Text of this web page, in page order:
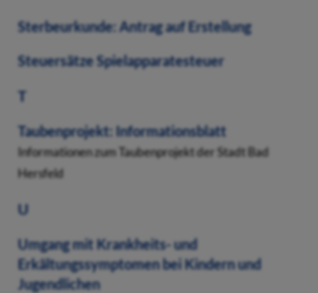
Sterbeurkunde: Antrag auf Erstellung
Steuersätze Spielapparatesteuer
T
Taubenprojekt: Informationsblatt
Informationen zum Taubenprojekt der Stadt Bad
Hersfeld
U
Umgang mit Krankheits- und
Erkältungssymptomen bei Kindern und
Jugendlichen